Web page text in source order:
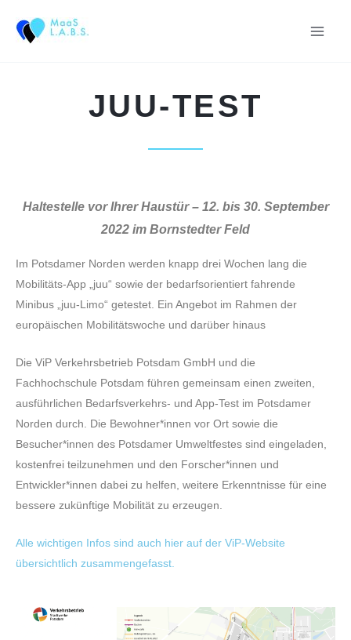
Inhalt
JUU-TEST
Haltestelle vor Ihrer Haustür – 12. bis 30. September
2022 im Bornstedter Feld
Im Potsdamer Norden werden knapp drei Wochen lang die
Mobilitäts-App „juu“ sowie der bedarfsorientiert fahrende
Minibus „juu-Limo“ getestet. Ein Angebot im Rahmen der
europäischen Mobilitätswoche und darüber hinaus
Die ViP Verkehrsbetrieb Potsdam GmbH und die
Fachhochschule Potsdam führen gemeinsam einen zweiten,
ausführlichen Bedarfsverkehrs- und App-Test im Potsdamer
Norden durch. Die Bewohner*innen vor Ort sowie die
Besucher*innen des Potsdamer Umweltfestes sind eingeladen,
kostenfrei teilzunehmen und den Forscher*innen und
Entwickler*innen dabei zu helfen, weitere Erkenntnisse für eine
bessere zukünftige Mobilität zu erzeugen.
Alle wichtigen Infos sind auch hier auf der ViP-Website
übersichtlich zusammengefasst.